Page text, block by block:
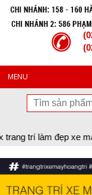
MENU
mới, tân trang xe